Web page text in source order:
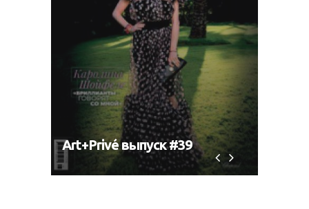
Art+Privé выпуск #39